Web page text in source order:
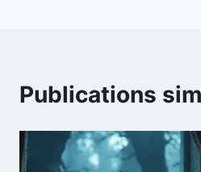
Publications